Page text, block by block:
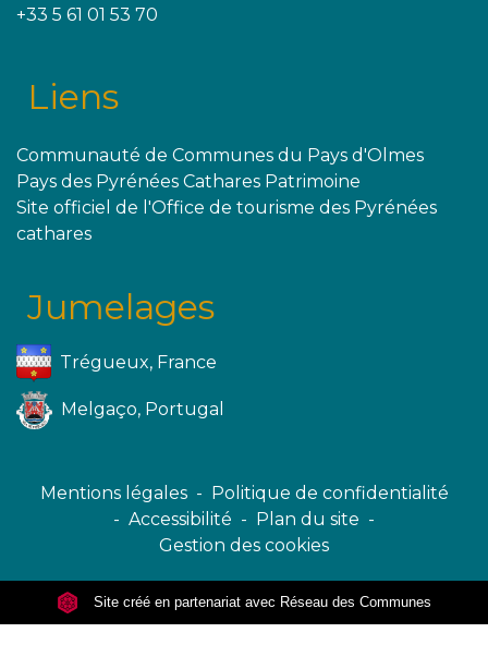
+33 5 61 01 53 70
Liens
Communauté de Communes du Pays d'Olmes
Pays des Pyrénées Cathares Patrimoine
Site officiel de l'Office de tourisme des Pyrénées
cathares
Jumelages
Trégueux, France
Melgaço, Portugal
Mentions légales - Politique de confidentialité
- Accessibilité - Plan du site -
Gestion des cookies
Site créé en partenariat avec Réseau des Communes